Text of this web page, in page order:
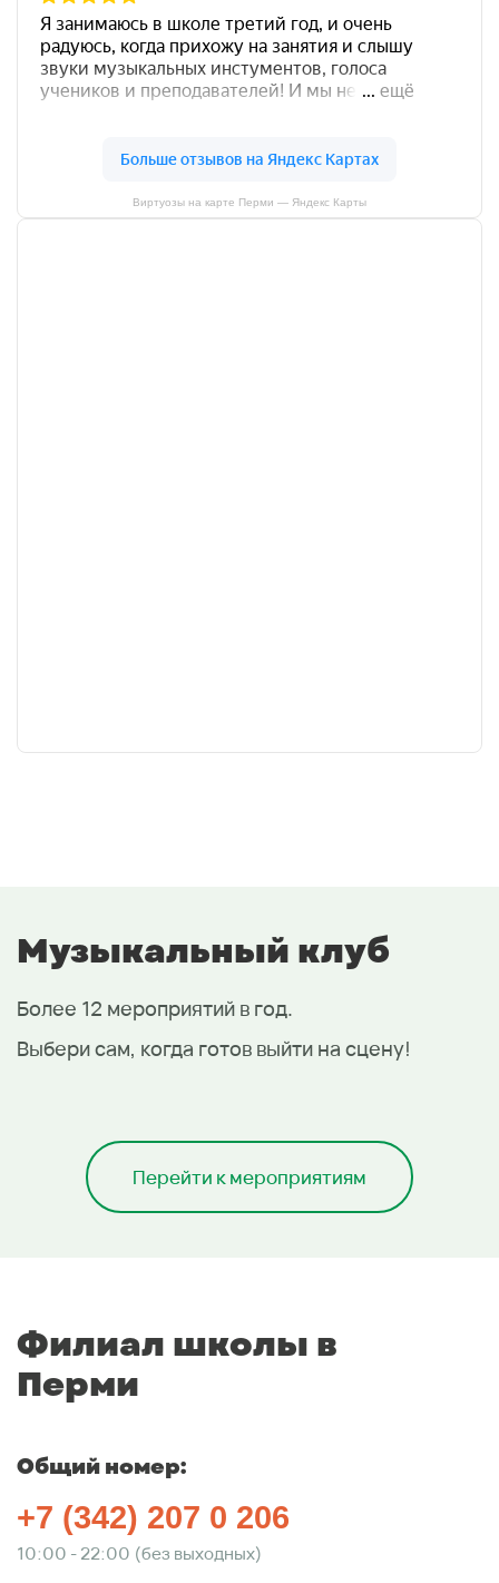
Виртуозы на карте Перми — Яндекс Карты
Музыкальный клуб
Более 12 мероприятий в год.
Выбери сам, когда готов выйти на сцену!
Перейти к мероприятиям
Филиал школы в
Перми
Общий номер:
+7 (342) 207 0 206
10:00 - 22:00 (без выходных)